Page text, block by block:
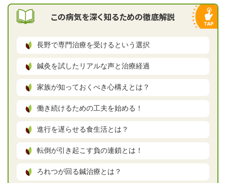
この病気を深く知るための徹底解説
長野で専門治療を受けるという選択
鍼灸を試したリアルな声と治療経過
家族が知っておくべき心構えとは？
働き続けるための工夫を始める！
進行を遅らせる食生活とは？
転倒が引き起こす負の連鎖とは！
ろれつが回る鍼治療とは？